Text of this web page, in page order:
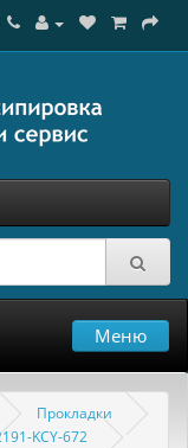
Меню
Прокладки
KCY-672